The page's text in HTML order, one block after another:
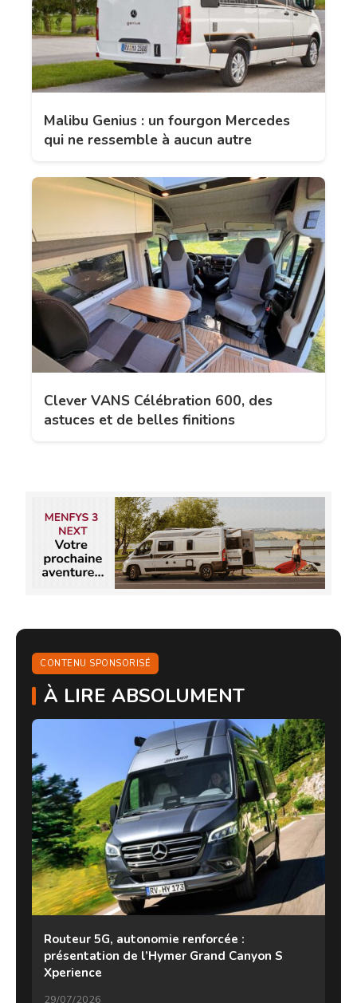
Malibu Genius : un fourgon Mercedes
qui ne ressemble à aucun autre
Clever VANS Célébration 600, des
astuces et de belles finitions
CONTENU SPONSORISÉ
À LIRE ABSOLUMENT
Routeur 5G, autonomie renforcée :
présentation de l’Hymer Grand Canyon S
Xperience
29/07/2026